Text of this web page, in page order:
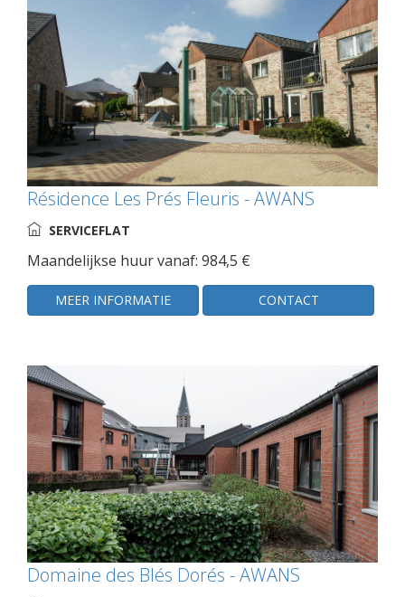
Résidence Les Prés Fleuris - AWANS
SERVICEFLAT
Maandelijkse huur vanaf: 984,5 €
MEER INFORMATIE CONTACT
Domaine des Blés Dorés - AWANS